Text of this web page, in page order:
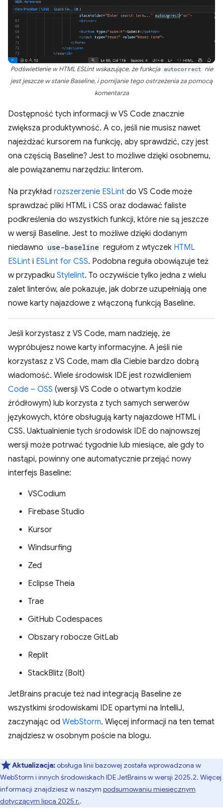
Podświetlenie w HTML ESLint wskazujące, że funkcja autocorrect nie
jest jeszcze w stanie Baseline, i pomijanie tego ostrzeżenia za pomocą
komentarza
Dostępność tych informacji w VS Code znacznie
zwiększa produktywność. A co, jeśli nie musisz nawet
najeżdżać kursorem na funkcję, aby sprawdzić, czy jest
ona częścią Baseline? Jest to możliwe dzięki osobnemu,
ale powiązanemu narzędziu: linterom.
Na przykład rozszerzenie ESLint do VS Code może
sprawdzać pliki HTML i CSS oraz dodawać faliste
podkreślenia do wszystkich funkcji, które nie są jeszcze
w wersji Baseline. Jest to możliwe dzięki dodanym
niedawno use-baseline regułom z wtyczek HTML
ESLint i ESLint for CSS. Podobna reguła obowiązuje też
w przypadku Stylelint. To oczywiście tylko jedna z wielu
zalet linterów, ale pokazuje, jak dobrze uzupełniają one
nowe karty najazdowe z włączoną funkcją Baseline.
Jeśli korzystasz z VS Code, mam nadzieję, że
wypróbujesz nowe karty informacyjne. A jeśli nie
korzystasz z VS Code, mam dla Ciebie bardzo dobrą
wiadomość. Wiele środowisk IDE jest rozwidleniem
Code – OSS (wersji VS Code o otwartym kodzie
źródłowym) lub korzysta z tych samych serwerów
językowych, które obsługują karty najazdowe HTML i
CSS. Uaktualnienie tych środowisk IDE do najnowszej
wersji może potrwać tygodnie lub miesiące, ale gdy to
nastąpi, powinny one automatycznie przejąć nowy
interfejs Baseline:
VSCodium
Firebase Studio
Kursor
Windsurfing
Zed
Eclipse Theia
Trae
GitHub Codespaces
Obszary robocze GitLab
Replit
StackBlitz (Bolt)
JetBrains pracuje też nad integracją Baseline ze
wszystkimi środowiskami IDE opartymi na IntelliJ,
zaczynając od WebStorm. Więcej informacji na ten temat
znajdziesz w osobnym poście na blogu.
Aktualizacja:obsługa linii bazowej została wprowadzona w
WebStorm i innych środowiskach IDE JetBrains w wersji 2025.2. Więcej
informacji znajdziesz w naszym podsumowaniu miesięcznym
dotyczącym lipca 2025 r..